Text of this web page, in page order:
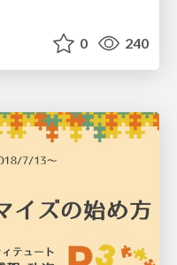
0 240